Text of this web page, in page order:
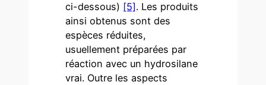
ci-dessous) [5]. Les produits
ainsi obtenus sont des
espèces réduites,
usuellement préparées par
réaction avec un hydrosilane
vrai. Outre les aspects